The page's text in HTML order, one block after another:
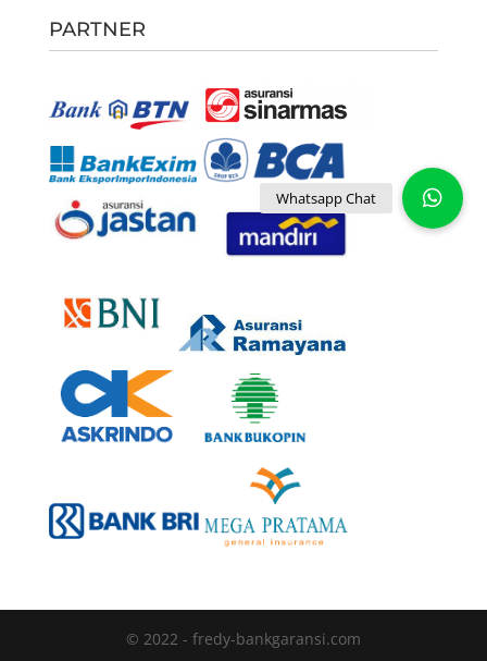
PARTNER
© 2022 - fredy-bankgaransi.com